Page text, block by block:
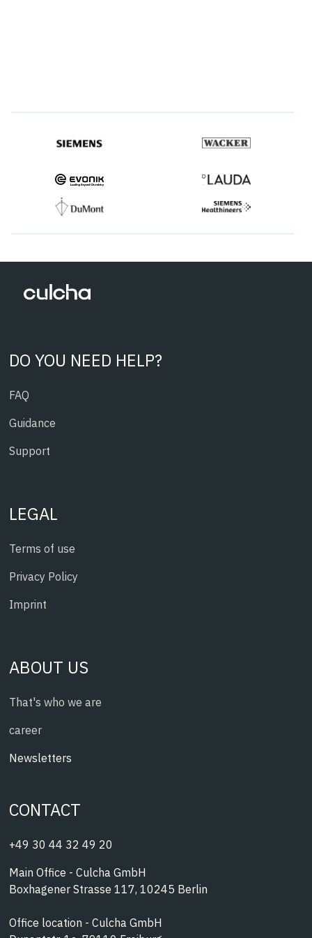
DO YOU NEED HELP?
FAQ
Guidance
Support
LEGAL
Terms of use
Privacy Policy
Imprint
ABOUT US
That's who we are
career
Newsletters
CONTACT
+49 30 44 32 49 20
Main Office - Culcha GmbH
Boxhagener Strasse 117, 10245 Berlin
Office location - Culcha GmbH